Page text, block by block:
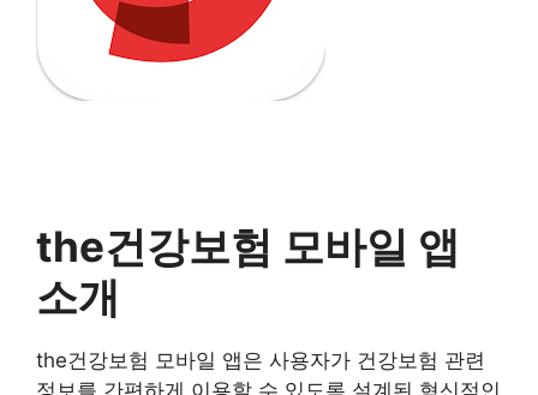
the건강보험 모바일 앱
소개
the건강보험 모바일 앱은 사용자가 건강보험 관련
정보를 간편하게 이용할 수 있도록 설계된 혁신적인